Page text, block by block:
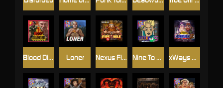
Blood Diamond Nexus Fire In The Hole xBomb
Loner xWays Hoarder 2
Nine To Five